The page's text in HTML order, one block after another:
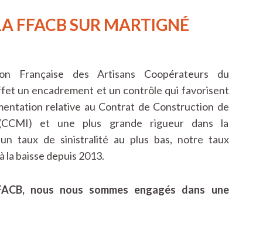
FFACB SUR MARTIGNÉ
Française des Artisans Coopérateurs du
un encadrement et un contrôle qui favorisent
relative au Contrat de Construction de
et une plus grande rigueur dans la
taux de sinistralité au plus bas, notre taux
la baisse depuis 2013.
nous nous sommes engagés dans une